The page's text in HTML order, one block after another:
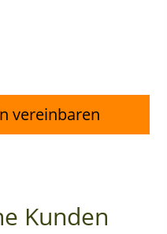
vereinbaren
Kunden